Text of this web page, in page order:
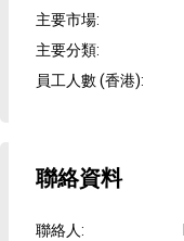
主要市場:
主要分類:
員工人數 (香港):
聯絡資料
聯絡人: